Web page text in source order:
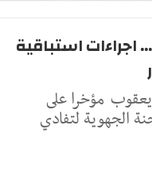
استباقية
مؤخرا على
الجهوية لتفادي